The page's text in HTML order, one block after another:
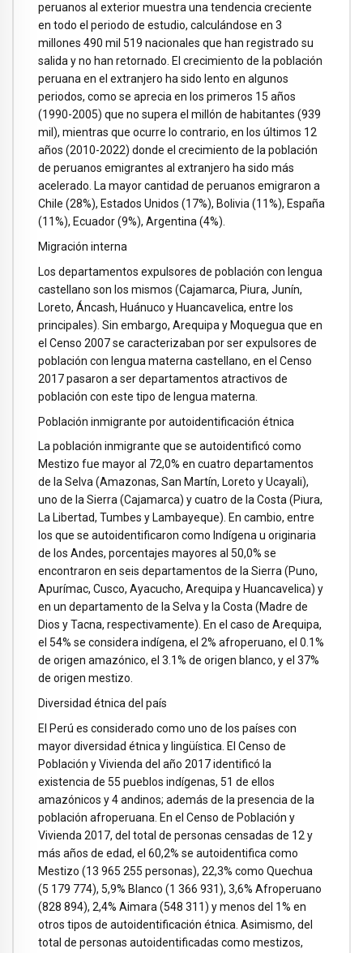
peruanos al exterior muestra una tendencia creciente
en todo el periodo de estudio, calculándose en 3
millones 490 mil 519 nacionales que han registrado su
salida y no han retornado. El crecimiento de la población
peruana en el extranjero ha sido lento en algunos
periodos, como se aprecia en los primeros 15 años
(1990-2005) que no supera el millón de habitantes (939
mil), mientras que ocurre lo contrario, en los últimos 12
años (2010-2022) donde el crecimiento de la población
de peruanos emigrantes al extranjero ha sido más
acelerado. La mayor cantidad de peruanos emigraron a
Chile (28%), Estados Unidos (17%), Bolivia (11%), España
(11%), Ecuador (9%), Argentina (4%).
Migración interna
Los departamentos expulsores de población con lengua
castellano son los mismos (Cajamarca, Piura, Junín,
Loreto, Áncash, Huánuco y Huancavelica, entre los
principales). Sin embargo, Arequipa y Moquegua que en
el Censo 2007 se caracterizaban por ser expulsores de
población con lengua materna castellano, en el Censo
2017 pasaron a ser departamentos atractivos de
población con este tipo de lengua materna.
Población inmigrante por autoidentificación étnica
La población inmigrante que se autoidentificó como
Mestizo fue mayor al 72,0% en cuatro departamentos
de la Selva (Amazonas, San Martín, Loreto y Ucayali),
uno de la Sierra (Cajamarca) y cuatro de la Costa (Piura,
La Libertad, Tumbes y Lambayeque). En cambio, entre
los que se autoidentificaron como Indígena u originaria
de los Andes, porcentajes mayores al 50,0% se
encontraron en seis departamentos de la Sierra (Puno,
Apurímac, Cusco, Ayacucho, Arequipa y Huancavelica) y
en un departamento de la Selva y la Costa (Madre de
Dios y Tacna, respectivamente). En el caso de Arequipa,
el 54% se considera indígena, el 2% afroperuano, el 0.1%
de origen amazónico, el 3.1% de origen blanco, y el 37%
de origen mestizo.
Diversidad étnica del país
El Perú es considerado como uno de los países con
mayor diversidad étnica y lingüística. El Censo de
Población y Vivienda del año 2017 identificó la
existencia de 55 pueblos indígenas, 51 de ellos
amazónicos y 4 andinos; además de la presencia de la
población afroperuana. En el Censo de Población y
Vivienda 2017, del total de personas censadas de 12 y
más años de edad, el 60,2% se autoidentifica como
Mestizo (13 965 255 personas), 22,3% como Quechua
(5 179 774), 5,9% Blanco (1 366 931), 3,6% Afroperuano
(828 894), 2,4% Aimara (548 311) y menos del 1% en
otros tipos de autoidentificación étnica. Asimismo, del
total de personas autoidentificadas como mestizos,